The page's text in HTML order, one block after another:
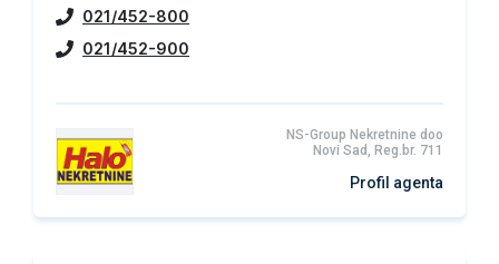
021/452-800
021/452-900
NS-Group Nekretnine doo
Novi Sad, Reg.br. 711
Profil agenta